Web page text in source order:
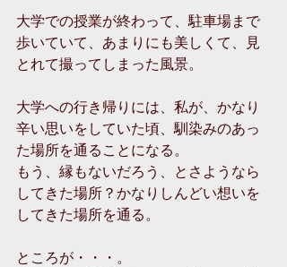
大学での授業が終わって、駐車場まで
歩いていて、あまりにも美しくて、見
とれて撮ってしまった風景。
大学への行き帰りには、私が、かなり
辛い思いをしていた頃、馴染みのあっ
た場所を通ることになる。
もう、縁もないだろう、とさようなら
してきた場所？かなりしんどい想いを
してきた場所を通る。
ところが・・・。